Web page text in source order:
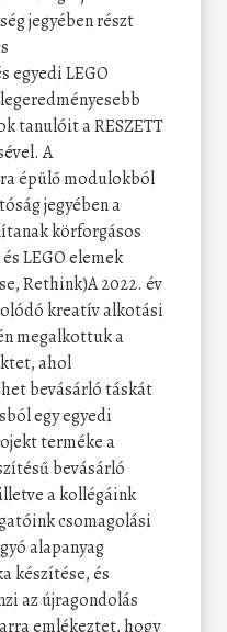
jegyében részt
egyedi LEGO
tanulóit a RESZETT
A
épülő modulokból
jegyében a
körforgásos
LEGO elemek
Rethink)A 2022. év
kreatív alkotási
megalkottuk a
ahol
bevásárló táskát
egy egyedi
terméke a
bevásárló
a kollégáink
csomagolási
alapanyag
készítése, és
az újragondolás
emlékeztet, hogy